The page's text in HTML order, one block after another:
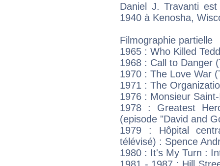
Daniel J. Travanti
1940 à Kenosha,
Filmographie partielle
1965 : Who Killed
1968 : Call to Danger
1970 : The Love War
1971 : The
1976 : Monsieur
1978 : Greatest
(episode "David and
1979 : Hôpital
télévisé) : Spence
1980 : It's My Turn :
1981 - 1987 : Hill